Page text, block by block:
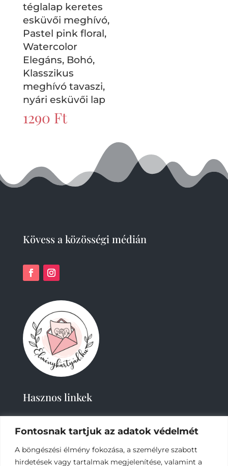
Fontosnak tartjuk az adatok védelmét
A böngészési élmény fokozása, a személyre szabott
hirdetések vagy tartalmak megjelenítése, valamint a
téglalap keretes
esküvői meghívó,
Pastel pink floral,
Watercolor
Elegáns, Bohó,
Klasszikus
meghívó tavaszi,
nyári esküvői lap
1290 Ft
Kövess a közösségi médián
Hasznos linkek